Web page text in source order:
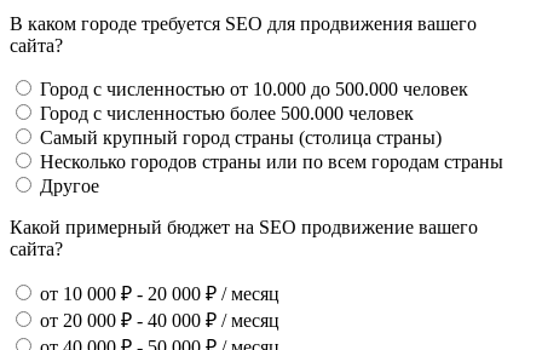
В каком городе требуется SEO для продвижения вашего
сайта?
Город с численностью от 10.000 до 500.000 человек
Город с численностью более 500.000 человек
Самый крупный город страны (столица страны)
Несколько городов страны или по всем городам страны
Другое
Какой примерный бюджет на SEO продвижение вашего
сайта?
от 10 000 ₽ - 20 000 ₽ / месяц
от 20 000 ₽ - 40 000 ₽ / месяц